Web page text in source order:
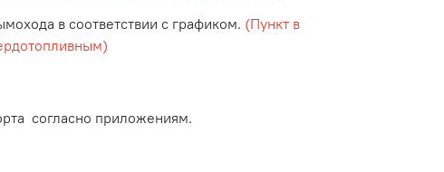
в соответствии с графиком. (Пункт в
согласно приложениям.